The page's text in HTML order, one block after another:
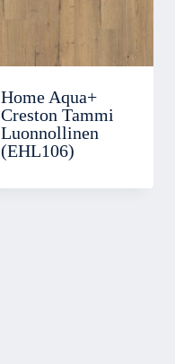
Home Aqua+
Creston Tammi
Luonnollinen
(EHL106)